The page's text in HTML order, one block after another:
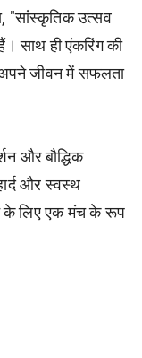
"सांस्कृतिक उत्सव
साथ ही एंकरिंग की
अपने जीवन में सफलता
और बौद्धिक
और स्वस्थ
के लिए एक मंच के रूप